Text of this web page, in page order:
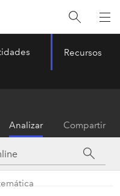
Recursos
Analizar Compartir